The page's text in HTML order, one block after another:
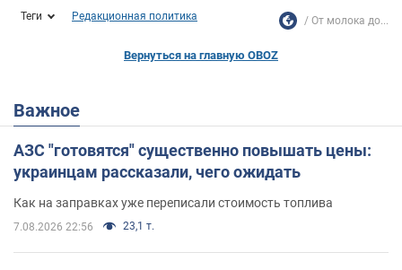
Теги Редакционная политика От молока до...
Вернуться на главную OBOZ
Важное
АЗС "готовятся" существенно повышать цены:
украинцам рассказали, чего ожидать
Как на заправках уже переписали стоимость топлива
7.08.2026 22:56 23,1 т.